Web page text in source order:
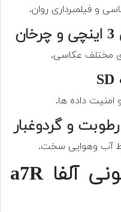
و فیلمبرداری روان.
مختلف عکاسی.
داده ها.
آب وهوایی سخت.
مزایای دوربین سونی آلفا a7R